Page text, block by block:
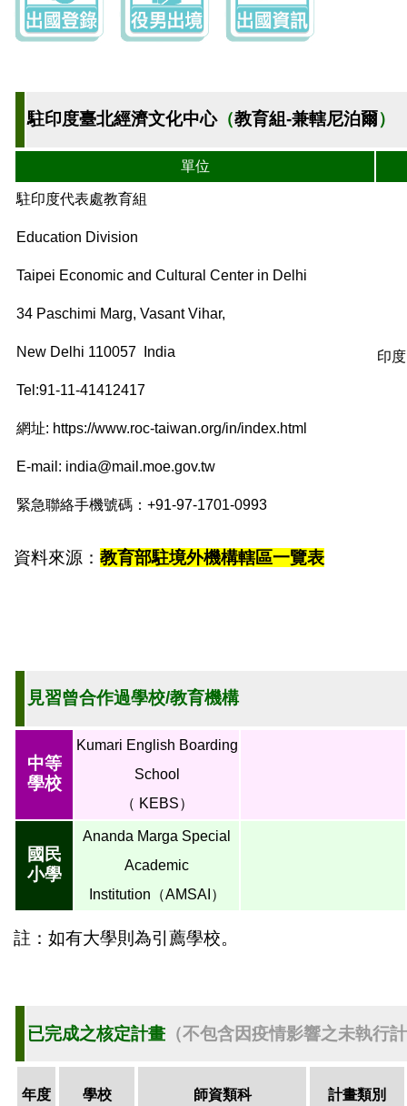
駐印度臺北經濟文化中心（教育組-兼轄尼泊爾）
單位
駐印度代表處教育組
Education Division
Taipei Economic and Cultural Center in Delhi
34 Paschimi Marg, Vasant Vihar,
New Delhi 110057 India
Tel:91-11-41412417
網址: https://www.roc-taiwan.org/in/index.html
E-mail: india@mail.moe.gov.tw
緊急聯絡手機號碼：+91-97-1701-0993
印度
資料來源： 教育部駐境外機構轄區一覽表
見習曾合作過學校/教育機構
中等
學校
Kumari English Boarding
School
（ KEBS）
國民
小學
Ananda Marga Special
Academic
Institution（AMSAI）
註：如有大學則為引薦學校。
已完成之核定計畫 （不包含因疫情影響之未執行
年度 學校 師資類科 計畫類別